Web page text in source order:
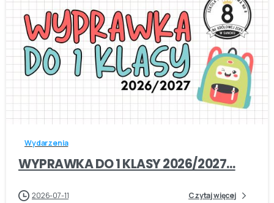
-
Wydarzenia
WYPRAWKA DO 1 KLASY 2026/2027…
2026-07-11 Czytaj więcej